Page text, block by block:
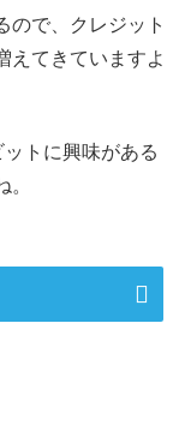
ので、クレジット
えてきていますよ
トに興味がある